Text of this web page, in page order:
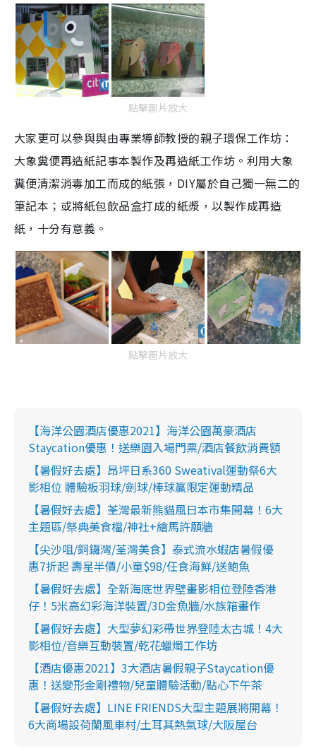
點擊圖片放大
大家更可以參與與由專業導師教授的親子環保工作坊：
大象糞便再造紙記事本製作及再造紙工作坊。利用大象
糞便清潔消毒加工而成的紙張，DIY屬於自己獨一無二的
筆記本；或將紙包飲品盒打成的紙漿，以製作成再造
紙，十分有意義。
點擊圖片放大
【海洋公園酒店優惠2021】海洋公園萬豪酒店
Staycation優惠！送樂園入場門票/酒店餐飲消費額
【暑假好去處】昂坪日系360 Sweatival運動祭6大
影相位 體驗板羽球/劍球/棒球贏限定運動精品
【暑假好去處】荃灣最新熊貓風日本市集開幕！6大
主題區/祭典美食檔/神社+繪馬許願牆
【尖沙咀/銅鑼灣/荃灣美食】泰式流水蝦店暑假優
惠7折起 壽星半價/小童$98/任食海鮮/送鮑魚
【暑假好去處】全新海底世界壁畫影相位登陸香港
仔！5米高幻彩海洋裝置/3D金魚牆/水族箱畫作
【暑假好去處】大型夢幻彩帶世界登陸太古城！4大
影相位/音樂互動裝置/乾花蠟燭工作坊
【酒店優惠2021】3大酒店暑假親子Staycation優
惠！送變形金剛禮物/兒童體驗活動/點心下午茶
【暑假好去處】LINE FRIENDS大型主題展將開幕！
6大商場設荷蘭風車村/土耳其熱氣球/大阪屋台